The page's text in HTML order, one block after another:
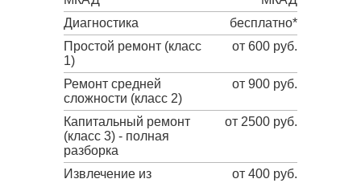
Диагностика
бесплатно*
Простой ремонт (класс
1)
от 600 руб.
Ремонт средней
сложности (класс 2)
от 900 руб.
Капитальный ремонт
(класс 3) - полная
разборка
от 2500 руб.
Извлечение из
от 400 руб.